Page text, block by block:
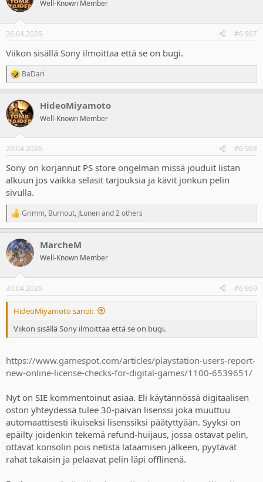
i
s
Well-Known Member
26.04.2026 #6 967
Viikon sisällä Sony ilmoittaa että se on bugi.
R
e
c
t
i
s
BaDari
HideoMiyamoto
Well-Known Member
29.04.2026 #6 968
Sony on korjannut PS store ongelman missä jouduit listan
alkuun jos vaikka selasit tarjouksia ja kävit jonkun pelin
sivulla.
R
e
c
t
i
s
:
Grimm, Burnout, JLunenand 2 others
MarcheM
Well-Known Member
30.04.2026 #6 969
HideoMiyamoto sanoi:
Viikon sisällä Sony ilmoittaa että se on bugi.
https://www.gamespot.com/articles/playstation-users-report-
new-online-license-checks-for-digital-games/1100-6539651/
Nyt on SIE kommentoinut asiaa. Eli käytännössä digitaalisen
oston yhteydessä tulee 30-päivän lisenssi joka muuttuu
automaattisesti ikuiseksi lisenssiksi päätyttyään. Syyksi on
epäilty joidenkin tekemä refund-huijaus, jossa ostavat pelin,
ottavat konsolin pois netistä lataamisen jälkeen, pyytävät
rahat takaisin ja pelaavat pelin läpi offlinenä.